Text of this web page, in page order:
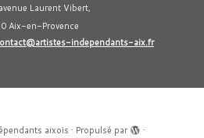
Laurent Vibert,
Aix-en-Provence
independants-aix.fr
aixois · Propulsé par ·